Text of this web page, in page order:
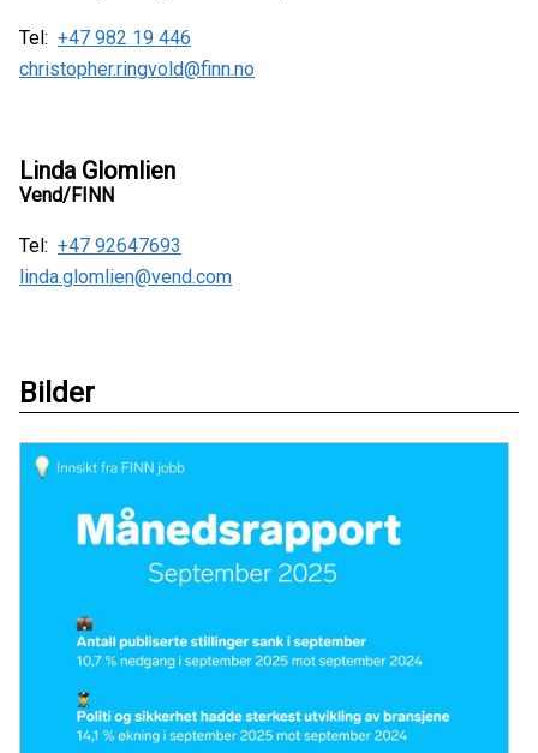
Tel: +47 982 19 446
christopher.ringvold@finn.no
Linda Glomlien
Vend/FINN
Tel: +47 92647693
linda.glomlien@vend.com
Bilder